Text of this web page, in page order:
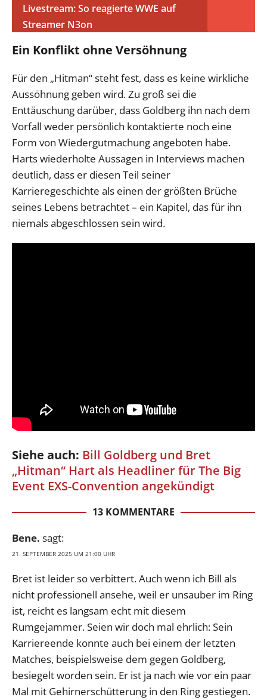
Livestream: So reagierte WWE auf
Streamer N3on
Ein Konflikt ohne Versöhnung
Für den „Hitman“ steht fest, dass es keine wirkliche
Aussöhnung geben wird. Zu groß sei die
Enttäuschung darüber, dass Goldberg ihn nach dem
Vorfall weder persönlich kontaktierte noch eine
Form von Wiedergutmachung angeboten habe.
Harts wiederholte Aussagen in Interviews machen
deutlich, dass er diesen Teil seiner
Karrieregeschichte als einen der größten Brüche
seines Lebens betrachtet – ein Kapitel, das für ihn
niemals abgeschlossen sein wird.
Siehe auch: Bill Goldberg und Bret
„Hitman“ Hart als Headliner für The Big
Event EXS-Convention angekündigt
13 KOMMENTARE
Bene. sagt:
21. SEPTEMBER 2025 UM 21:00 UHR
Bret ist leider so verbittert. Auch wenn ich Bill als
nicht professionell ansehe, weil er unsauber im Ring
ist, reicht es langsam echt mit diesem
Rumgejammer. Seien wir doch mal ehrlich: Sein
Karriereende konnte auch bei einem der letzten
Matches, beispielsweise dem gegen Goldberg,
besiegelt worden sein. Er ist ja nach wie vor ein paar
Mal mit Gehirnerschütterung in den Ring gestiegen.